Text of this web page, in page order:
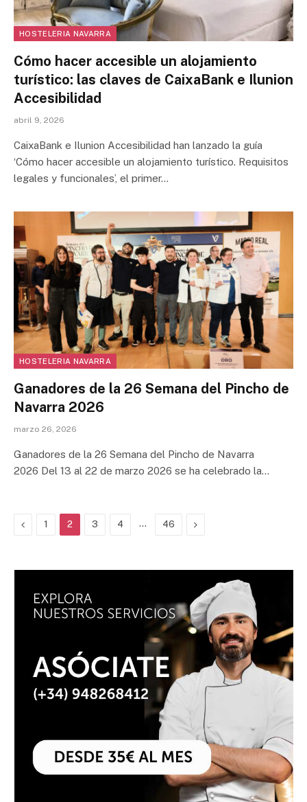
HOSTELERIA NAVARRA
Cómo hacer accesible un alojamiento
turístico: las claves de CaixaBank e Ilunion
Accesibilidad
abril 9, 2026
CaixaBank e Ilunion Accesibilidad han lanzado la guía
‘Cómo hacer accesible un alojamiento turístico. Requisitos
legales y funcionales’, el primer…
HOSTELERIA NAVARRA
Ganadores de la 26 Semana del Pincho de
Navarra 2026
marzo 26, 2026
Ganadores de la 26 Semana del Pincho de Navarra
2026 Del 13 al 22 de marzo 2026 se ha celebrado la…
Previous
1 2 3 4 … 46 Next